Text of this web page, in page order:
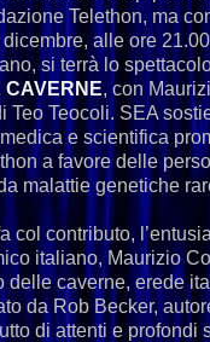
Telethon, ma
alle ore
si terrà lo
CAVERNE, con
Teo Teocoli. SEA
e scientifica
a favore delle
malattie genetiche
col contributo,
italiano, Maurizio
delle caverne, erede
da Rob Becker,
di attenti e profondi